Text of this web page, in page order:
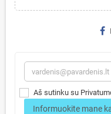
Aš sutinku su
Informuokite mane